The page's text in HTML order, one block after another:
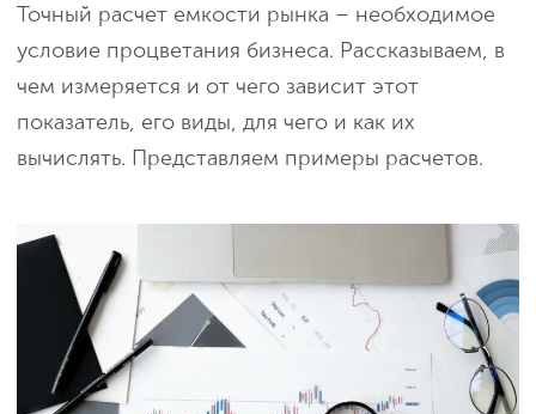
Точный расчет емкости рынка – необходимое
условие процветания бизнеса. Рассказываем, в
чем измеряется и от чего зависит этот
показатель, его виды, для чего и как их
вычислять. Представляем примеры расчетов.